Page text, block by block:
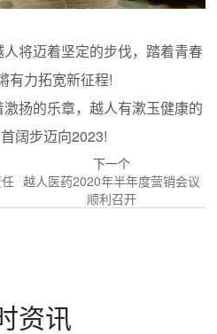
将迈着坚定的步伐，踏着青春
有力拓宽新征程!
扬的乐章，越人有漱玉健康的
阔步迈向2023!
下一个
越人医药2020年半年度营销会议
顺利召开
资讯